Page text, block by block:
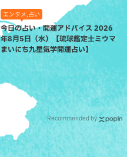
エンタメ,占い
今日の占い・開運アドバイス 2026
年8月5日（水）【琉球鑑定士ミウマ
まいにち九星気学開運占い】
Recommended by